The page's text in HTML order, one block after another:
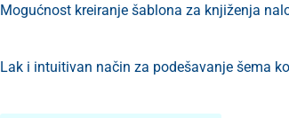
Mogućnost kreiranje šablona za knjiženja
Lak i intuitivan način za podešavanje šema